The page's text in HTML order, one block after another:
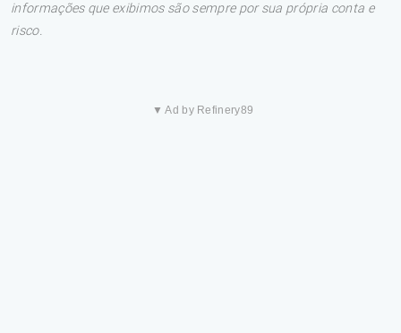
informações que exibimos são sempre por sua própria conta e
risco.
▼ Ad by Refinery89